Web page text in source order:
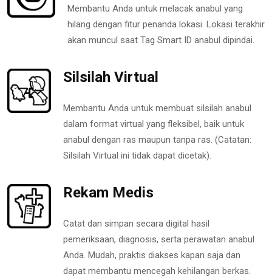
Membantu Anda untuk melacak anabul yang
hilang dengan fitur penanda lokasi. Lokasi terakhir
akan muncul saat Tag Smart ID anabul dipindai.
Silsilah Virtual
Membantu Anda untuk membuat silsilah anabul
dalam format virtual yang fleksibel, baik untuk
anabul dengan ras maupun tanpa ras. (Catatan:
Silsilah Virtual ini tidak dapat dicetak).
Rekam Medis
Catat dan simpan secara digital hasil
pemeriksaan, diagnosis, serta perawatan anabul
Anda. Mudah, praktis diakses kapan saja dan
dapat membantu mencegah kehilangan berkas.